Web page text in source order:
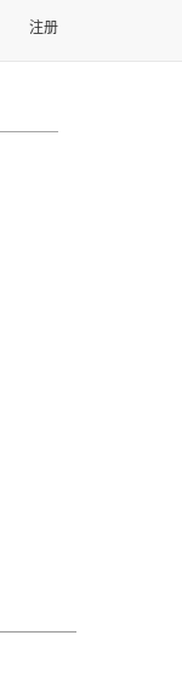
注册